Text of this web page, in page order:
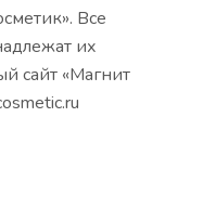
Все
их
сайт «Магнит